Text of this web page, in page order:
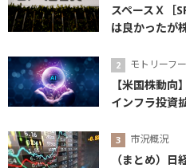
スペースＸ［
は良かったが
モトリーフ
【米国株動
インフラ投資
市況概況
（まとめ）